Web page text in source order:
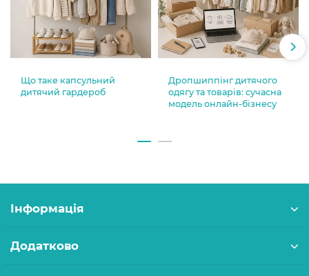
Що таке капсульний
дитячий гардероб
Дропшиппінг дитячого
одягу та товарів: сучасна
модель онлайн-бізнесу
Інформація
Додатково